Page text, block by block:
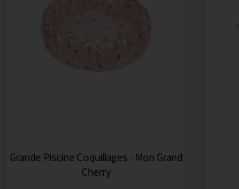
Grande Piscine Coquillages - Mon Grand
Cherry